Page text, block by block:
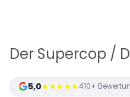
Der Supercop /
5,0★★★★★410+